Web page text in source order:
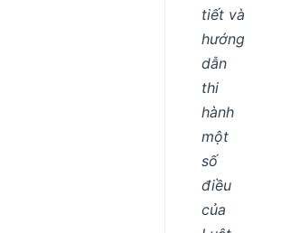
tiết và
hướng
dẫn
thi
hành
một
số
điều
của